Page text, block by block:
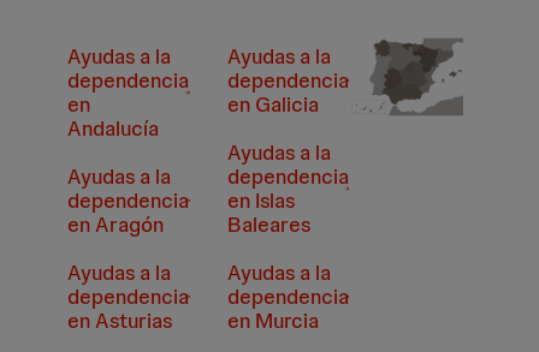
Ayudas a la
dependencia
en
Andalucía
Ayudas a la
dependencia
en Aragón
Ayudas a la
dependencia
en Asturias
Ayudas a la
dependencia
en Galicia
Ayudas a la
dependencia
en Islas
Baleares
Ayudas a la
dependencia
en Murcia